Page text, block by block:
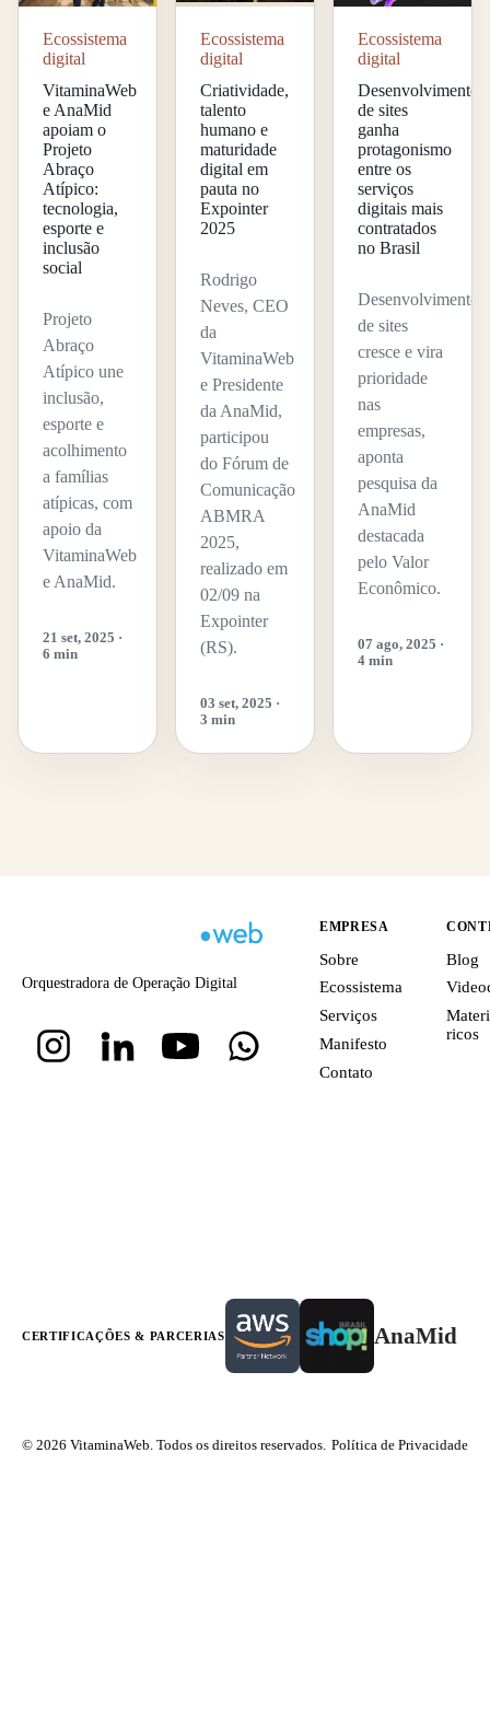
Ecossistema
digital
VitaminaWeb
e AnaMid
apoiam o
Projeto
Abraço
Atípico:
tecnologia,
esporte e
inclusão
social
Projeto
Abraço
Atípico une
inclusão,
esporte e
acolhimento
a famílias
atípicas, com
apoio da
VitaminaWeb
e AnaMid.
21 set, 2025 ·
6 min
Ecossistema
digital
Criatividade,
talento
humano e
maturidade
digital em
pauta no
Expointer
2025
Rodrigo
Neves, CEO
da
VitaminaWeb
e Presidente
da AnaMid,
participou
do Fórum de
Comunicação
ABMRA
2025,
realizado em
02/09 na
Expointer
(RS).
03 set, 2025 ·
3 min
Ecossistema
digital
Desenvolvimento
de sites
ganha
protagonismo
entre os
serviços
digitais mais
contratados
no Brasil
Desenvolvimento
de sites
cresce e vira
prioridade
nas
empresas,
aponta
pesquisa da
AnaMid
destacada
pelo Valor
Econômico.
07 ago, 2025 ·
4 min
Orquestradora de Operação Digital
EMPRESA
Sobre
Ecossistema
Serviços
Manifesto
Contato
Blog
ricos
CERTIFICAÇÕES & PARCERIAS AnaMid
© 2026 VitaminaWeb. Todos os direitos reservados. Política de Privacidade